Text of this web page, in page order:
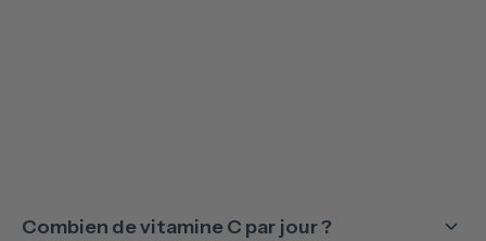
Combien de vitamine C par jour ?